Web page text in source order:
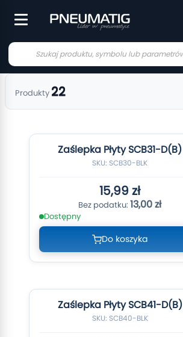
Produkty 22
Zaślepka Płyty SCB31-D(B)
SKU: SCB30-BLK
15,99 zł
13,00 zł
Dostępny
Do koszyka
Zaślepka Płyty SCB41-D(B)
SKU: SCB40-BLK